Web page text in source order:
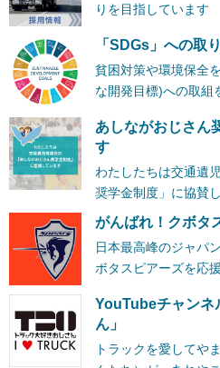
りを目指しています
「SDGs」への取
貧困対策や環境保全
な開発目標)への取組
あしながおじさん
す
わたしたちは交通遺
奨学金制度」に協賛
がんばれ！クボタ
日本最高峰のジャパ
ボタスピアーズを応
YouTubeチャンネ
ん」
トラックを愛してや